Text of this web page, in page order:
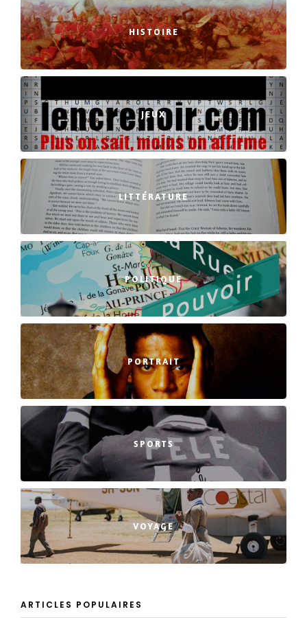
HISTOIRE
JEUX
LITTÉRATURE
POLITIQUE
PORTRAIT
SPORTS
VOYAGE
ARTICLES POPULAIRES